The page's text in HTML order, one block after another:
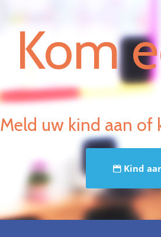
Kom
Meld uw kind aan of
Kind